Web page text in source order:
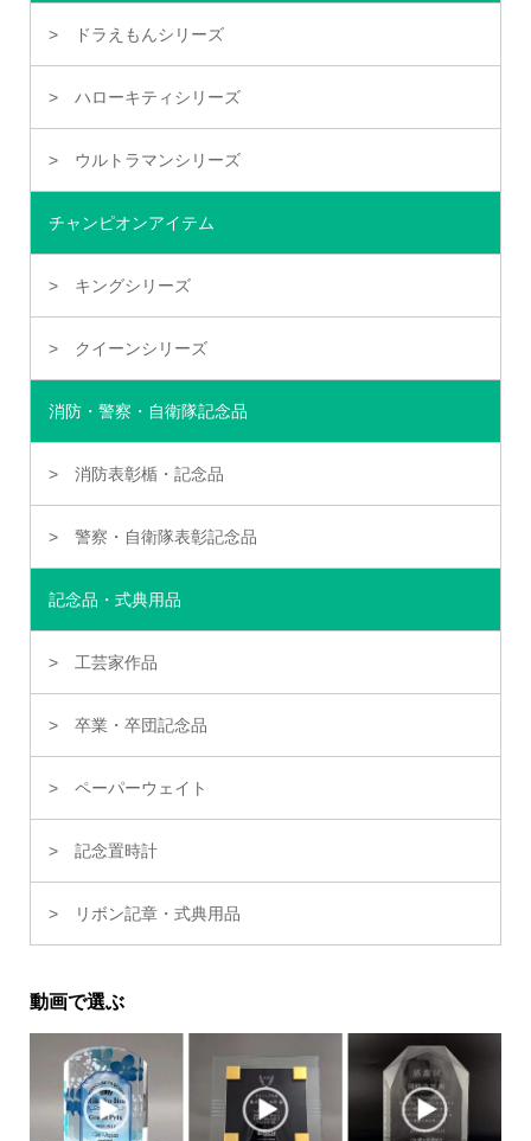
ドラえもんシリーズ
ハローキティシリーズ
ウルトラマンシリーズ
チャンピオンアイテム
キングシリーズ
クイーンシリーズ
消防・警察・自衛隊記念品
消防表彰楯・記念品
警察・自衛隊表彰記念品
記念品・式典用品
工芸家作品
卒業・卒団記念品
ペーパーウェイト
記念置時計
リボン記章・式典用品
動画で選ぶ